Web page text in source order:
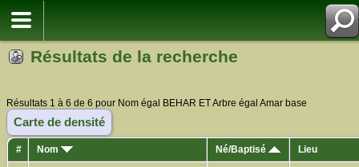
Résultats de la recherche
Résultats 1 à 6 de 6 pour Nom égal BEHAR ET Arbre égal Amar base
Carte de densité
# Nom Né/Baptisé Lieu